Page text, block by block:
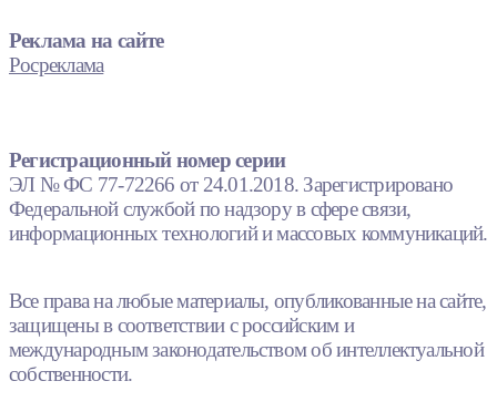
Реклама на сайте
Росреклама
Регистрационный номер серии
ЭЛ № ФС 77-72266 от 24.01.2018. Зарегистрировано
Федеральной службой по надзору в сфере связи,
информационных технологий и массовых коммуникаций.
Все права на любые материалы, опубликованные на сайте,
защищены в соответствии с российским и
международным законодательством об интеллектуальной
собственности.